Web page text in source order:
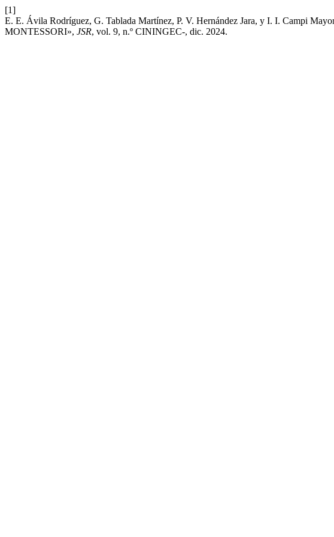
[1]
E. E. Ávila Rodríguez, G. Tablada Martínez, P. V. Hernández Jara, y I. I. Campi
MONTESSORI», JSR, vol. 9, n.º CININGEC-, dic. 2024.